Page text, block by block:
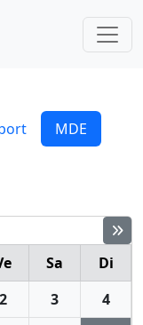
MDE
Sa
Di
2 3
4